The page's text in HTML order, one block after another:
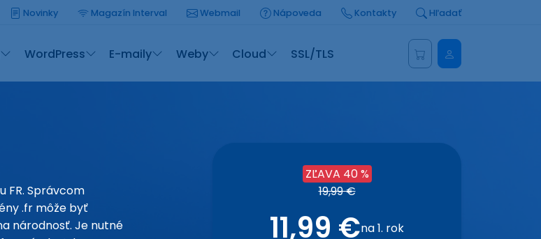
Novinky Magazín Interval Webmail Nápoveda Kontakty Hľadať
WordPress E-maily Weby Cloud SSL/TLS Administrácia
FR. Správcom
.fr môže byť
národnosť. Je nutné
ZĽAVA 40 %
19,99 €
11,99 €na 1. rok